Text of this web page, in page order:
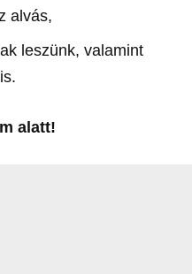
alvás,
leszünk, valamint
alatt!